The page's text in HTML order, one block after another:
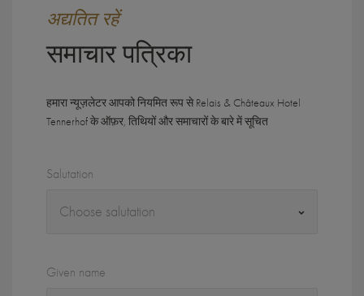
अद्यतित रहें
समाचार पत्रिका
हमारा न्यूज़लेटर आपको नियमित रूप से Relais & Châteaux Hotel
Tennerhof के ऑफ़र, तिथियों और समाचारों के बारे में सूचित
Salutation
Given name